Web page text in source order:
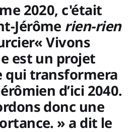
2020, c'était
Jérôme rien-rien
Vivons
est un projet
qui transformera
d’ici 2040.
donc une
» a dit le